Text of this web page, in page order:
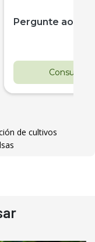
Pergunte ao
Consultar
de cultivos